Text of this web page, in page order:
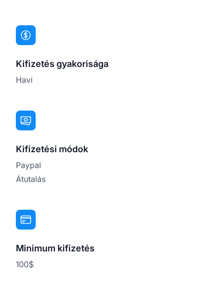
Kifizetés gyakorisága
Havi
Kifizetési módok
Paypal
Átutalás
Minimum kifizetés
100$